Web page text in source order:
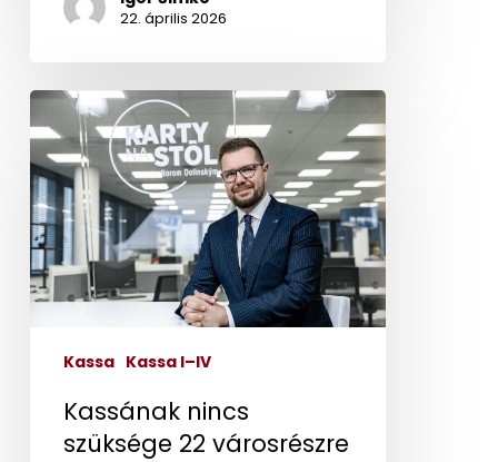
22. április 2026
Kassának
nincs
szüksége
22
városrészre
Kassa Kassa I–IV
Kassának nincs
szüksége 22 városrészre